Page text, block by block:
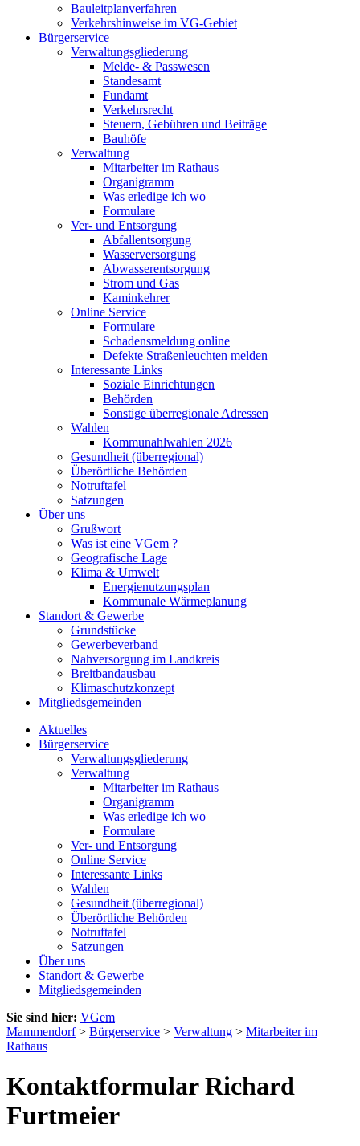
Bauleitplanverfahren
Verkehrshinweise im VG-Gebiet
Bürgerservice
Verwaltungsgliederung
Melde- & Passwesen
Standesamt
Fundamt
Verkehrsrecht
Steuern, Gebühren und Beiträge
Bauhöfe
Verwaltung
Mitarbeiter im Rathaus
Organigramm
Was erledige ich wo
Formulare
Ver- und Entsorgung
Abfallentsorgung
Wasserversorgung
Abwasserentsorgung
Strom und Gas
Kaminkehrer
Online Service
Formulare
Schadensmeldung online
Defekte Straßenleuchten melden
Interessante Links
Soziale Einrichtungen
Behörden
Sonstige überregionale Adressen
Wahlen
Kommunahlwahlen 2026
Gesundheit (überregional)
Überörtliche Behörden
Notruftafel
Satzungen
Über uns
Grußwort
Was ist eine VGem ?
Geografische Lage
Klima & Umwelt
Energienutzungsplan
Kommunale Wärmeplanung
Standort & Gewerbe
Grundstücke
Gewerbeverband
Nahversorgung im Landkreis
Breitbandausbau
Klimaschutzkonzept
Mitgliedsgemeinden
Aktuelles
Bürgerservice
Verwaltungsgliederung
Verwaltung
Mitarbeiter im Rathaus
Organigramm
Was erledige ich wo
Formulare
Ver- und Entsorgung
Online Service
Interessante Links
Wahlen
Gesundheit (überregional)
Überörtliche Behörden
Notruftafel
Satzungen
Über uns
Standort & Gewerbe
Mitgliedsgemeinden
Sie sind hier: VGem
Mammendorf> Bürgerservice > Verwaltung > Mitarbeiter im
Rathaus
Kontaktformular Richard
Furtmeier